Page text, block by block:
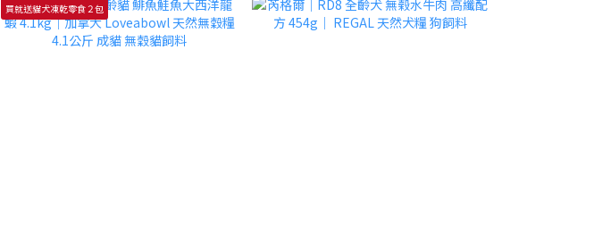
買就送貓犬凍乾零食２包